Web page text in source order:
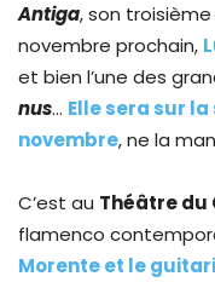
Antiga, son
novembre prochain,
et bien l’une des
nus… Elle sera sur la
novembre, ne la
C’est au Théâtre du
flamenco
Morente et le